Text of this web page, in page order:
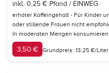
inkl. 0,25 € Pfand / EINWEG
erhöter Koffeingehalt - Für Kinder
oder stillende Frauen nicht
In moderaten Mengen konsumieren
3,50 € Grundpreis: 13,25 €/Liter